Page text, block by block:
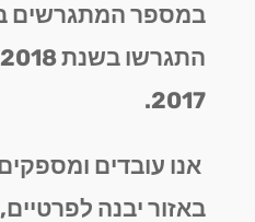
2017.
אנו עובדים
באזור יבנה